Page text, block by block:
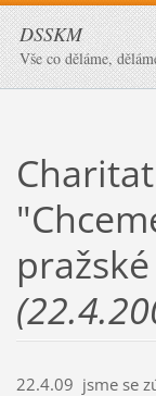
DSSKM
Vše co děláme,
22.4.09 jsme se